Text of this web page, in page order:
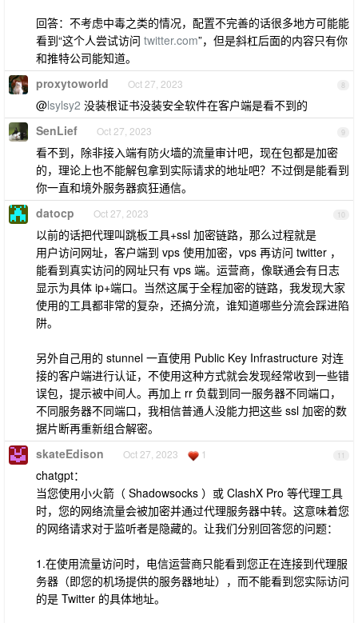
回答：不考虑中毒之类的情况，配置不完善的话很多地方可能能
看到“这个人尝试访问 twitter.com”，但是斜杠后面的内容只有你
和推特公司能知道。
8
proxytoworld Oct 27, 2023
@lsylsy2 没装根证书没装安全软件在客户端是看不到的
9
SenLief Oct 27, 2023
看不到，除非接入端有防火墙的流量审计吧，现在包都是加密
的，理论上也不能解包拿到实际请求的地址吧？不过倒是能看到
你一直和境外服务器疯狂通信。
10
datocp Oct 27, 2023
以前的话把代理叫跳板工具+ssl 加密链路，那么过程就是
用户访问网址，客户端到 vps 使用加密，vps 再访问 twitter ，
能看到真实访问的网址只有 vps 端。运营商，像联通会有日志
显示为具体 ip+端口。当然这属于全程加密的链路，我发现大家
使用的工具都非常的复杂，还搞分流，谁知道哪些分流会踩进陷
阱。
另外自己用的 stunnel 一直使用 Public Key Infrastructure 对连
接的客户端进行认证，不使用这种方式就会发现经常收到一些错
误包，提示被中间人。再加上 rr 负载到同一服务器不同端口，
不同服务器不同端口，我相信普通人没能力把这些 ssl 加密的数
据片断再重新组合解密。
11
skateEdison Oct 27, 2023 1
chatgpt：
当您使用小火箭（ Shadowsocks ）或 ClashX Pro 等代理工具
时，您的网络流量会被加密并通过代理服务器中转。这意味着您
的网络请求对于监听者是隐藏的。让我们分别回答您的问题：
1.在使用流量访问时，电信运营商只能看到您正在连接到代理服
务器（即您的机场提供的服务器地址），而不能看到您实际访问
的是 Twitter 的具体地址。